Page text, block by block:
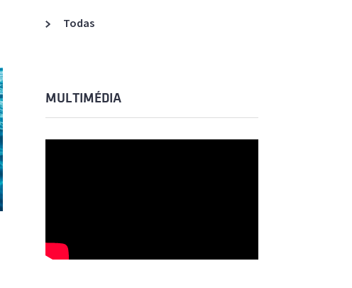
Todas
MULTIMÉDIA